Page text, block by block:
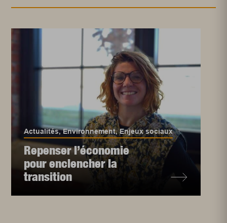
Actualités,Environnement,Enjeux sociaux
Repenser l’économie
pour enclencher la
transition